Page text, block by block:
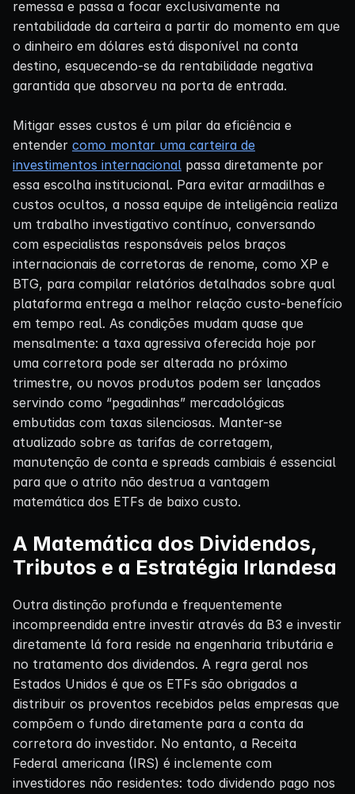
remessa e passa a focar exclusivamente na
rentabilidade da carteira a partir do momento em que
o dinheiro em dólares está disponível na conta
destino, esquecendo-se da rentabilidade negativa
garantida que absorveu na porta de entrada.
Mitigar esses custos é um pilar da eficiência e
entender como montar uma carteira de
investimentos internacional passa diretamente por
essa escolha institucional. Para evitar armadilhas e
custos ocultos, a nossa equipe de inteligência realiza
um trabalho investigativo contínuo, conversando
com especialistas responsáveis pelos braços
internacionais de corretoras de renome, como XP e
BTG, para compilar relatórios detalhados sobre qual
plataforma entrega a melhor relação custo-benefício
em tempo real. As condições mudam quase que
mensalmente: a taxa agressiva oferecida hoje por
uma corretora pode ser alterada no próximo
trimestre, ou novos produtos podem ser lançados
servindo como “pegadinhas” mercadológicas
embutidas com taxas silenciosas. Manter-se
atualizado sobre as tarifas de corretagem,
manutenção de conta e spreads cambiais é essencial
para que o atrito não destrua a vantagem
matemática dos ETFs de baixo custo.
A Matemática dos Dividendos,
Tributos e a Estratégia Irlandesa
Outra distinção profunda e frequentemente
incompreendida entre investir através da B3 e investir
diretamente lá fora reside na engenharia tributária e
no tratamento dos dividendos. A regra geral nos
Estados Unidos é que os ETFs são obrigados a
distribuir os proventos recebidos pelas empresas que
compõem o fundo diretamente para a conta da
corretora do investidor. No entanto, a Receita
Federal americana (IRS) é inclemente com
investidores não residentes: todo dividendo pago nos